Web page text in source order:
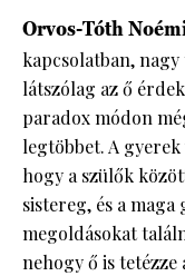
Orvos-Tóth
kapcsolatban,
látszólag az ő
paradox módon
legtöbbet. A
hogy a szülők
sistereg, és a
megoldásokat
nehogy ő is tetézze